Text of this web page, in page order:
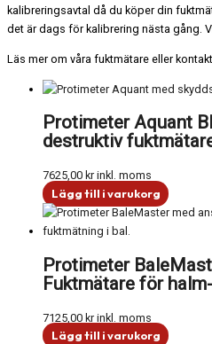
kalibreringsavtal då du köper din
det är dags för kalibrering nästa gång.
Läs mer om våra fuktmätare eller
Protimeter Aquant
destruktiv
7625,00 kr inkl. moms
Lägg till i varukorg
Protimeter
Fuktmätare för
7125,00 kr inkl. moms
Lägg till i varukorg